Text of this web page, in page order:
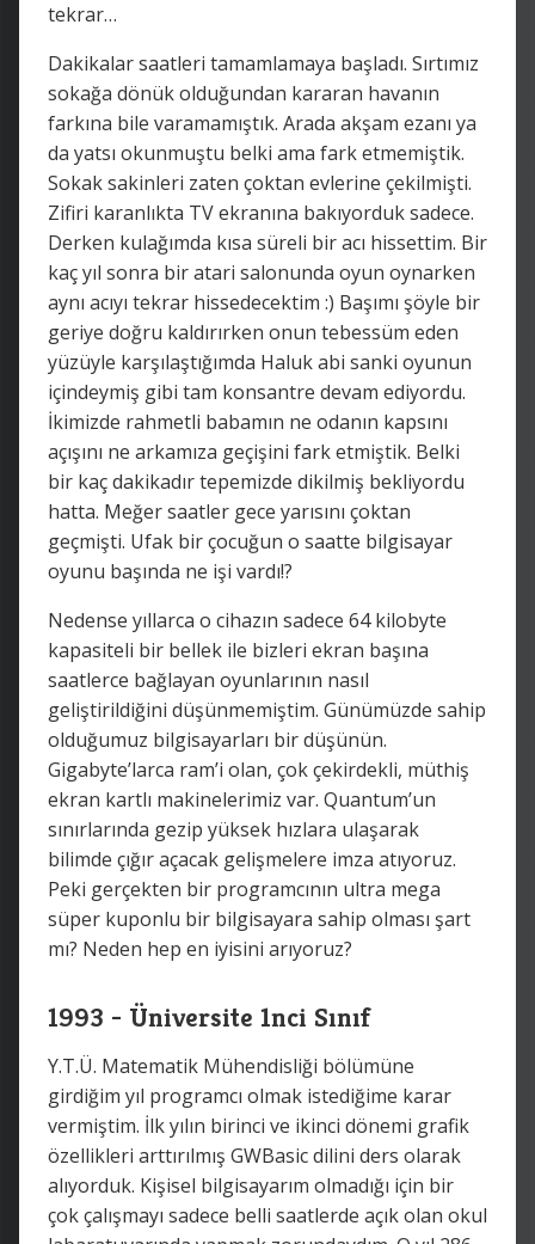
tekrar…
Dakikalar saatleri tamamlamaya başladı. Sırtımız
sokağa dönük olduğundan kararan havanın
farkına bile varamamıştık. Arada akşam ezanı ya
da yatsı okunmuştu belki ama fark etmemiştik.
Sokak sakinleri zaten çoktan evlerine çekilmişti.
Zifiri karanlıkta TV ekranına bakıyorduk sadece.
Derken kulağımda kısa süreli bir acı hissettim. Bir
kaç yıl sonra bir atari salonunda oyun oynarken
aynı acıyı tekrar hissedecektim :) Başımı şöyle bir
geriye doğru kaldırırken onun tebessüm eden
yüzüyle karşılaştığımda Haluk abi sanki oyunun
içindeymiş gibi tam konsantre devam ediyordu.
İkimizde rahmetli babamın ne odanın kapsını
açışını ne arkamıza geçişini fark etmiştik. Belki
bir kaç dakikadır tepemizde dikilmiş bekliyordu
hatta. Meğer saatler gece yarısını çoktan
geçmişti. Ufak bir çocuğun o saatte bilgisayar
oyunu başında ne işi vardı!?
Nedense yıllarca o cihazın sadece 64 kilobyte
kapasiteli bir bellek ile bizleri ekran başına
saatlerce bağlayan oyunlarının nasıl
geliştirildiğini düşünmemiştim. Günümüzde sahip
olduğumuz bilgisayarları bir düşünün.
Gigabyte’larca ram’i olan, çok çekirdekli, müthiş
ekran kartlı makinelerimiz var. Quantum’un
sınırlarında gezip yüksek hızlara ulaşarak
bilimde çığır açacak gelişmelere imza atıyoruz.
Peki gerçekten bir programcının ultra mega
süper kuponlu bir bilgisayara sahip olması şart
mı? Neden hep en iyisini arıyoruz?
1993 - Üniversite 1nci Sınıf
Y.T.Ü. Matematik Mühendisliği bölümüne
girdiğim yıl programcı olmak istediğime karar
vermiştim. İlk yılın birinci ve ikinci dönemi grafik
özellikleri arttırılmış GWBasic dilini ders olarak
alıyorduk. Kişisel bilgisayarım olmadığı için bir
çok çalışmayı sadece belli saatlerde açık olan okul